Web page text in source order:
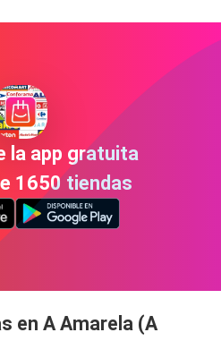
la app gratuita
1650 tiendas
en A Amarela (A